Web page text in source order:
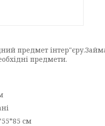
предмет
предмети.
см